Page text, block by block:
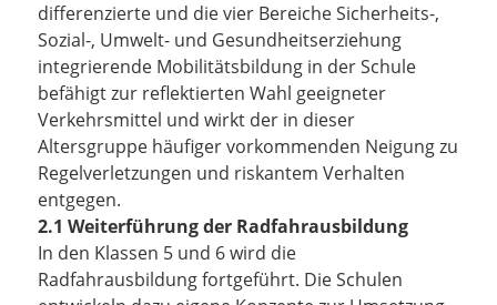
differenzierte und die vier Bereiche Sicherheits-,
Sozial-, Umwelt- und Gesundheitserziehung
integrierende Mobilitätsbildung in der Schule
befähigt zur reflektierten Wahl geeigneter
Verkehrsmittel und wirkt der in dieser
Altersgruppe häufiger vorkommenden Neigung zu
Regelverletzungen und riskantem Verhalten
entgegen.
2.1 Weiterführung der Radfahrausbildung
In den Klassen 5 und 6 wird die
Radfahrausbildung fortgeführt. Die Schulen